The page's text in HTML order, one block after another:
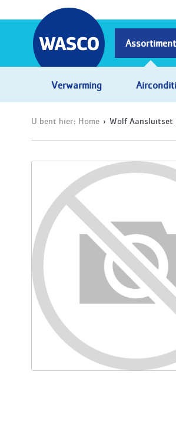
Assortiment
Verwarming
U bent hier: Home Wolf